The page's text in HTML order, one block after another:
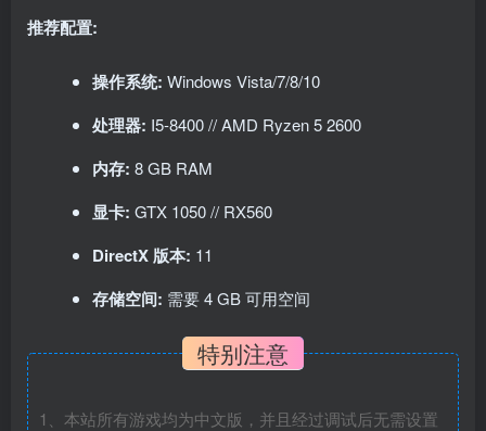
推荐配置:
操作系统: Windows Vista/7/8/10
处理器: I5-8400 // AMD Ryzen 5 2600
内存: 8 GB RAM
显卡: GTX 1050 // RX560
DirectX 版本: 11
存储空间: 需要 4 GB 可用空间
特别注意
1、本站所有游戏均为中文版，并且经过调试后无需设置